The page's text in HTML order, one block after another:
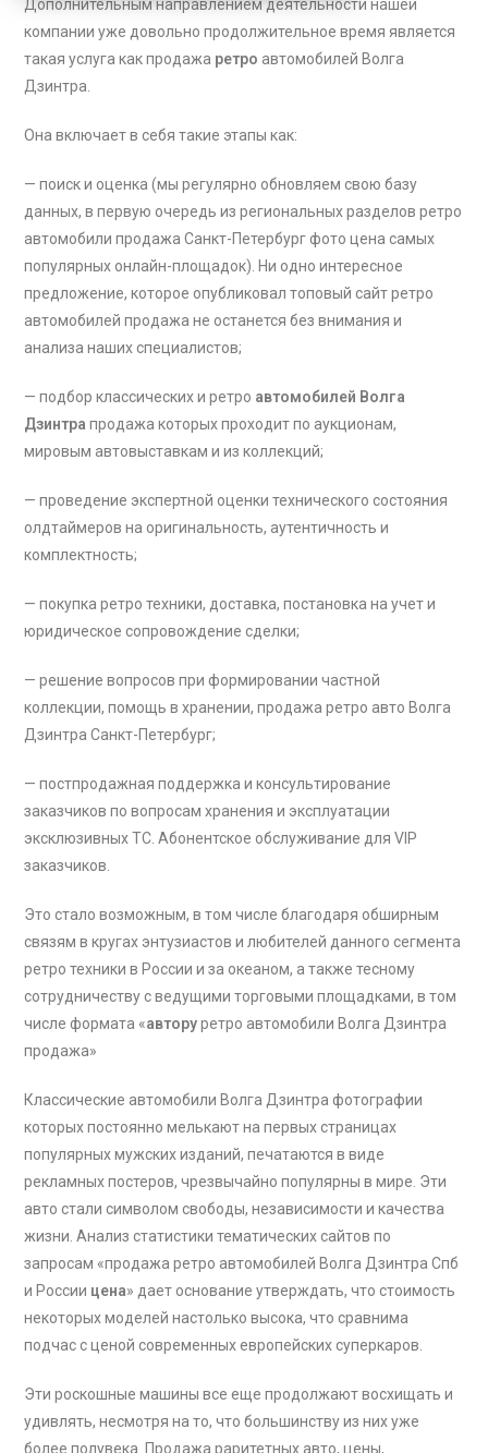
Дополнительным направлением деятельности нашей
компании уже довольно продолжительное время является
такая услуга как продажа ретро автомобилей Волга
Дзинтра.
Она включает в себя такие этапы как:
— поиск и оценка (мы регулярно обновляем свою базу
данных, в первую очередь из региональных разделов ретро
автомобили продажа Санкт-Петербург фото цена самых
популярных онлайн-площадок). Ни одно интересное
предложение, которое опубликовал топовый сайт ретро
автомобилей продажа не останется без внимания и
анализа наших специалистов;
— подбор классических и ретро автомобилей Волга
Дзинтра продажа которых проходит по аукционам,
мировым автовыставкам и из коллекций;
— проведение экспертной оценки технического состояния
олдтаймеров на оригинальность, аутентичность и
комплектность;
— покупка ретро техники, доставка, постановка на учет и
юридическое сопровождение сделки;
— решение вопросов при формировании частной
коллекции, помощь в хранении, продажа ретро авто Волга
Дзинтра Санкт-Петербург;
— постпродажная поддержка и консультирование
заказчиков по вопросам хранения и эксплуатации
эксклюзивных ТС. Абонентское обслуживание для VIP
заказчиков.
Это стало возможным, в том числе благодаря обширным
связям в кругах энтузиастов и любителей данного сегмента
ретро техники в России и за океаном, а также тесному
сотрудничеству с ведущими торговыми площадками, в том
числе формата «авторуретро автомобили Волга Дзинтра
продажа»
Классические автомобили Волга Дзинтра фотографии
которых постоянно мелькают на первых страницах
популярных мужских изданий, печатаются в виде
рекламных постеров, чрезвычайно популярны в мире. Эти
авто стали символом свободы, независимости и качества
жизни. Анализ статистики тематических сайтов по
запросам «продажа ретро автомобилей Волга Дзинтра Спб
и России цена» дает основание утверждать, что стоимость
некоторых моделей настолько высока, что сравнима
подчас с ценой современных европейских суперкаров.
Эти роскошные машины все еще продолжают восхищать и
удивлять, несмотря на то, что большинству из них уже
более полувека. Продажа раритетных авто, цены,